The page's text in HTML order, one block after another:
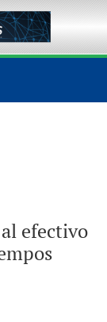
a la
efectivo